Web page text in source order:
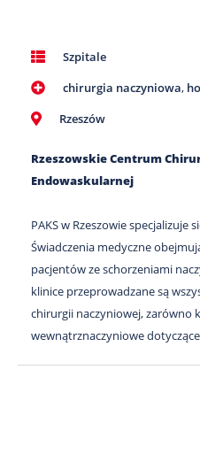
Szpitale
chirurgia naczyniowa,
Rzeszów
Rzeszowskie Centrum
Endowaskularnej
PAKS w Rzeszowie specjalizuje
Świadczenia medyczne
pacjentów ze schorzeniami
klinice przeprowadzane są
chirurgii naczyniowej, zarówno
wewnątrznaczyniowe